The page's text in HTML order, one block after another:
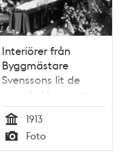
Interiörer från
Byggmästare
Svenssons lit de
parade i hemmet.
Tid
1913
Typ
Foto